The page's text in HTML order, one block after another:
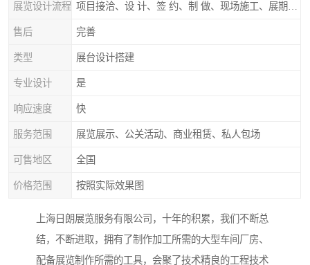
展览设计流程
售后 完善
类型 展台设计搭建
专业设计 是
响应速度 快
服务范围 展览展示、公关活动、商业租赁、私人包场
可售地区 全国
价格范围 按照实际效果图
上海日朗展览服务有限公司，十年的积累，我们不断总
结，不断进取，拥有了制作加工所需的大型车间厂房、
配备展览制作所需的工具，会聚了技术精良的工程技术